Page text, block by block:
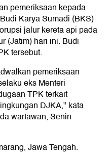
pemeriksaan kepada
Karya Sumadi (BKS)
jalur kereta api pada
(Jatim) hari ini. Budi
tersebut.
pemeriksaan
eks Menteri
TPK terkait
DJKA," kata
wartawan, Senin
Jawa Tengah.